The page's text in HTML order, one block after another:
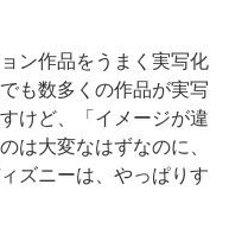
ン作品をうまく実写化
も数多くの作品が実写
けど、「イメージが違
は大変なはずなのに、
ズニーは、やっぱりす